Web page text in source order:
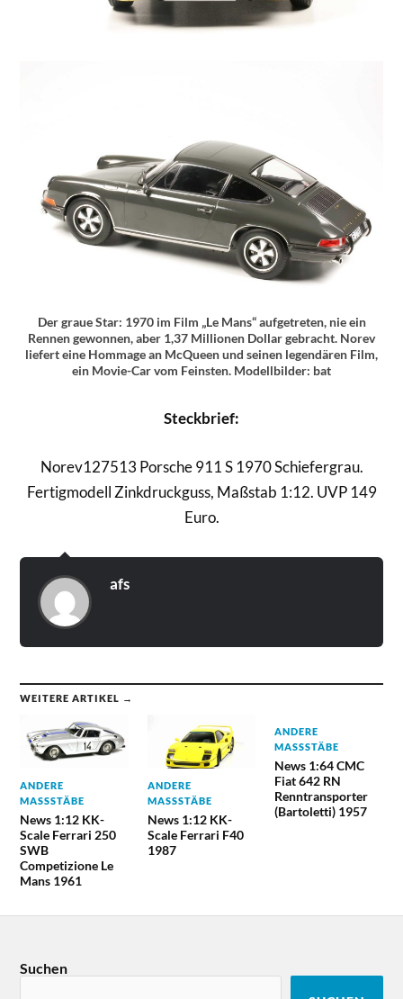
Der graue Star: 1970 im Film „Le Mans“ aufgetreten, nie ein
Rennen gewonnen, aber 1,37 Millionen Dollar gebracht. Norev
liefert eine Hommage an McQueen und seinen legendären Film,
ein Movie-Car vom Feinsten. Modellbilder: bat
Steckbrief:
Norev127513 Porsche 911 S 1970 Schiefergrau.
Fertigmodell Zinkdruckguss, Maßstab 1:12. UVP 149
Euro.
afs
WEITERE ARTIKEL →
ANDERE
MASSSTÄBE
News 1:12 KK-
Scale Ferrari 250
SWB
Competizione Le
Mans 1961
ANDERE
MASSSTÄBE
News 1:12 KK-
Scale Ferrari F40
1987
ANDERE
MASSSTÄBE
News 1:64 CMC
Fiat 642 RN
Renntransporter
(Bartoletti) 1957
Suchen